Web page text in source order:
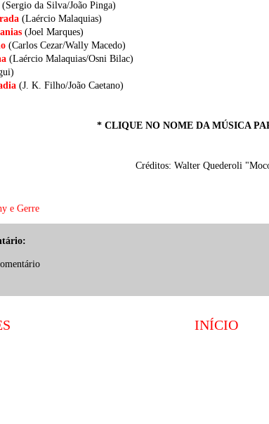
(Sergio da Silva/João Pinga)
(Laércio Malaquias)
(Joel Marques)
(Carlos Cezar/Wally Macedo)
(Laércio Malaquias/Osni Bilac)
(J. K. Filho/João Caetano)
* CLIQUE NO NOME DA MÚSICA
Créditos: Walter Quederoli
e Gerre
INÍCIO